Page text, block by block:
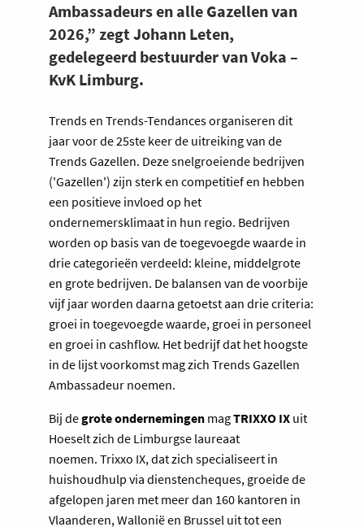
Ambassadeurs en alle Gazellen van
2026,” zegt Johann Leten,
gedelegeerd bestuurder van Voka –
KvK Limburg.
Trends en Trends-Tendances organiseren dit
jaar voor de 25ste keer de uitreiking van de
Trends Gazellen. Deze snelgroeiende bedrijven
('Gazellen') zijn sterk en competitief en hebben
een positieve invloed op het
ondernemersklimaat in hun regio. Bedrijven
worden op basis van de toegevoegde waarde in
drie categorieën verdeeld: kleine, middelgrote
en grote bedrijven. De balansen van de voorbije
vijf jaar worden daarna getoetst aan drie criteria:
groei in toegevoegde waarde, groei in personeel
en groei in cashflow. Het bedrijf dat het hoogste
in de lijst voorkomst mag zich Trends Gazellen
Ambassadeur noemen.
Bij degrote ondernemingen magTRIXXO IX uit
Hoeselt zich de Limburgse laureaat
noemen. Trixxo IX, dat zich specialiseert in
huishoudhulp via dienstencheques, groeide de
afgelopen jaren met meer dan 160 kantoren in
Vlaanderen, Wallonië en Brussel uit tot een